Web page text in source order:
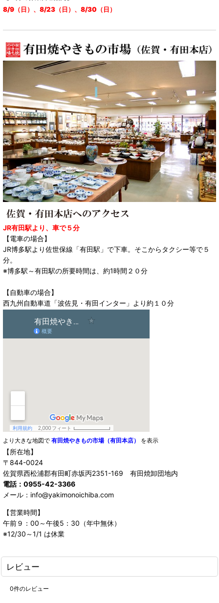
8/9（日）、8/23（日）、8/30（日）
JR有田駅より、車で５分
【電車の場合】
JR博多駅より佐世保線「有田駅」で下車。そこからタクシー等で５
分。
※博多駅～有田駅の所要時間は、約1時間２０分
【自動車の場合】
西九州自動車道「波佐見・有田インター」より約１０分
より大きな地図で 有田焼やきもの市場（有田本店） を表示
【所在地】
〒844-0024
佐賀県西松浦郡有田町赤坂丙2351-169 有田焼卸団地内
電話：0955-42-3366
メール：info@yakimonoichiba.com
【営業時間】
午前９：00～午後5：30（年中無休）
※12/30～1/1 は休業
レビュー
0件のレビュー